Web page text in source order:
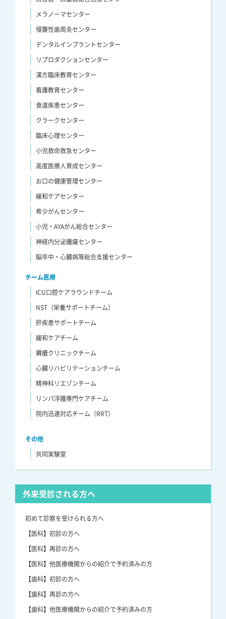
メラノーマセンター
侵襲性歯周炎センター
デンタルインプラントセンター
リプロダクションセンター
漢方臨床教育センター
看護教育センター
食道疾患センター
クラークセンター
臨床心理センター
小児救命救急センター
高度医療人育成センター
お口の健康管理センター
緩和ケアセンター
希少がんセンター
小児・AYAがん総合センター
神経内分泌腫瘍センター
脳卒中・心臓病等総合支援センター
チーム医療
ICU口腔ケアラウンドチーム
NST（栄養サポートチーム）
肝疾患サポートチーム
緩和ケアチーム
褥瘡クリニックチーム
心臓リハビリテーションチーム
精神科リエゾンチーム
リンパ浮腫専門ケアチーム
院内迅速対応チーム（RRT）
その他
共同実験室
外来受診される方へ
初めて診察を受けられる方へ
【医科】初診の方へ
【医科】再診の方へ
【医科】他医療機関からの紹介で予約済みの方
【歯科】初診の方へ
【歯科】再診の方へ
【歯科】他医療機関からの紹介で予約済みの方